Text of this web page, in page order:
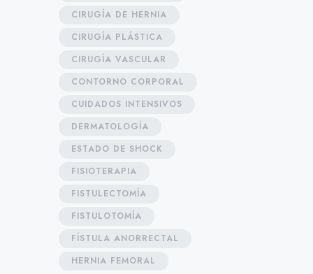
CIRUGÍA DE HERNIA
CIRUGÍA PLÁSTICA
CIRUGÍA VASCULAR
CONTORNO CORPORAL
CUIDADOS INTENSIVOS
DERMATOLOGÍA
ESTADO DE SHOCK
FISIOTERAPIA
FISTULECTOMÍA
FISTULOTOMÍA
FÍSTULA ANORRECTAL
HERNIA FEMORAL